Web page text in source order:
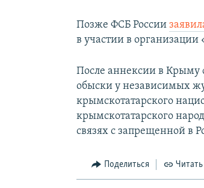
Позже ФСБ России
в участии в
После аннексии в Крыму
обыски у независимых
крымскотатарского
крымскотатарского
связях с запрещенной в
Поделиться Читать